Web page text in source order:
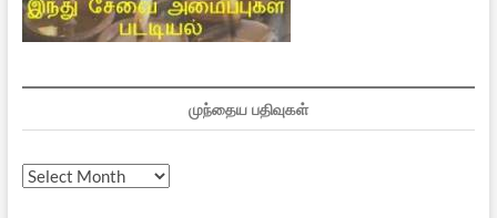
முந்தைய பதிவுகள்
முந்தைய